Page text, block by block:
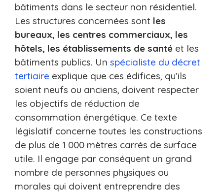
bâtiments dans le secteur non résidentiel.
Les structures concernées sont les
bureaux, les centres commerciaux, les
hôtels, les établissements de santé et les
bâtiments publics. Un spécialiste du décret
tertiaire explique que ces édifices, qu’ils
soient neufs ou anciens, doivent respecter
les objectifs de réduction de
consommation énergétique. Ce texte
législatif concerne toutes les constructions
de plus de 1 000 mètres carrés de surface
utile. Il engage par conséquent un grand
nombre de personnes physiques ou
morales qui doivent entreprendre des